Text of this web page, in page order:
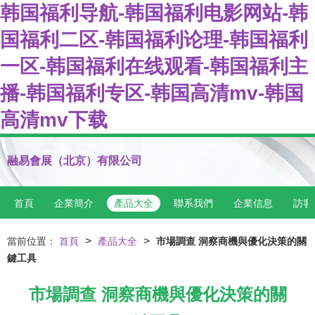
韩国福利导航-韩国福利电影网站-韩
国福利二区-韩国福利论理-韩国福利
一区-韩国福利在线观看-韩国福利主
播-韩国福利专区-韩国高清mv-韩国
高清mv下载
融易會展（北京）有限公司
首頁 企業簡介 產品大全 聯系我們 企業信息 訪客
當前位置： 首頁 > 產品大全 > 市場調查 洞察商機與優化決策的關
鍵工具
市場調查 洞察商機與優化決策的關